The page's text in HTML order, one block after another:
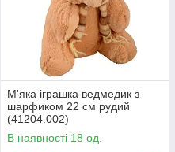
М'яка іграшка ведмедик з
шарфиком 22 см рудий
(41204.002)
В наявності 18 од.